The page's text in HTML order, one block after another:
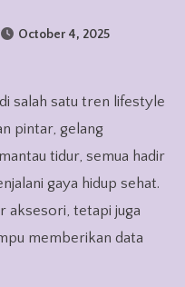
October 4, 2025
salah satu tren lifestyle
pintar, gelang
tidur, semua hadir
gaya hidup sehat.
aksesori, tetapi juga
memberikan data